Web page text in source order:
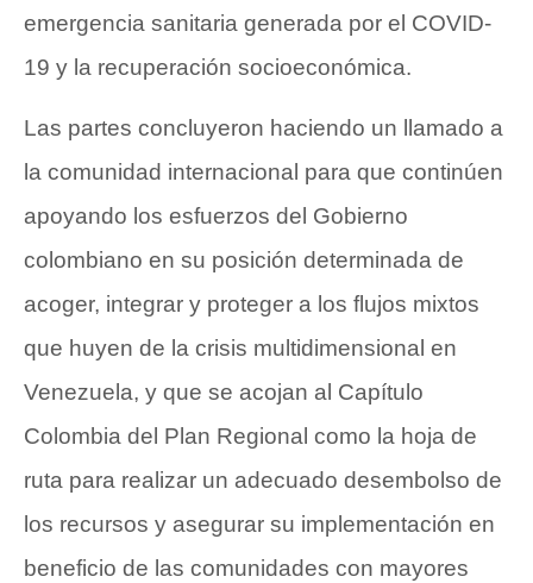
emergencia sanitaria generada por el COVID-
19 y la recuperación socioeconómica.
Las partes concluyeron haciendo un llamado a
la comunidad internacional para que continúen
apoyando los esfuerzos del Gobierno
colombiano en su posición determinada de
acoger, integrar y proteger a los flujos mixtos
que huyen de la crisis multidimensional en
Venezuela, y que se acojan al Capítulo
Colombia del Plan Regional como la hoja de
ruta para realizar un adecuado desembolso de
los recursos y asegurar su implementación en
beneficio de las comunidades con mayores